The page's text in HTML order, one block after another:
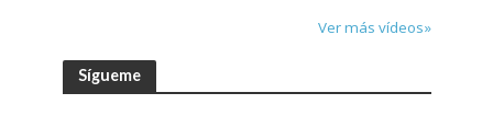
Ver más vídeos»
Sígueme